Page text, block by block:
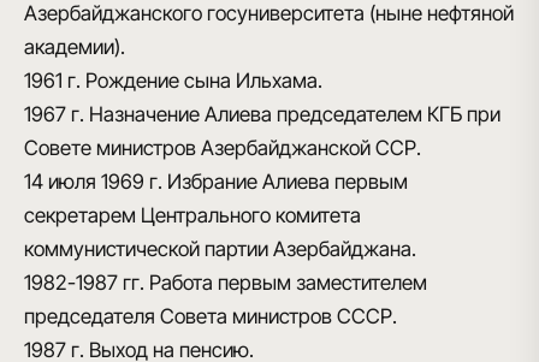
Азербайджанского госуниверситета (ныне нефтяной
академии).
1961 г. Рождение сына Ильхама.
1967 г. Назначение Алиева председателем КГБ при
Совете министров Азербайджанской ССР.
14 июля 1969 г. Избрание Алиева первым
секретарем Центрального комитета
коммунистической партии Азербайджана.
1982-1987 гг. Работа первым заместителем
председателя Совета министров СССР.
1987 г. Выход на пенсию.